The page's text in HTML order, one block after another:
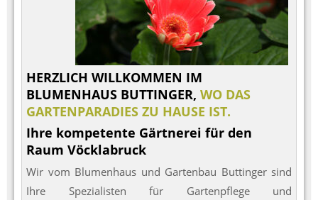
HERZLICH WILLKOMMEN IM
BLUMENHAUS BUTTINGER, WO DAS
GARTENPARADIES ZU HAUSE IST.
Ihre kompetente Gärtnerei für den
Raum Vöcklabruck
Wir vom Blumenhaus und Gartenbau Buttinger sind
Ihre Spezialisten für Gartenpflege und